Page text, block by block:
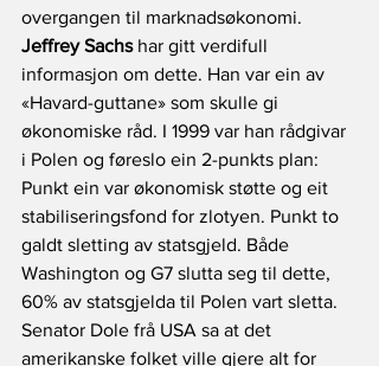
overgangen til marknadsøkonomi.
Jeffrey Sachs har gitt verdifull
informasjon om dette. Han var ein av
«Havard-guttane» som skulle gi
økonomiske råd. I 1999 var han rådgivar
i Polen og føreslo ein 2-punkts plan:
Punkt ein var økonomisk støtte og eit
stabiliseringsfond for zlotyen. Punkt to
galdt sletting av statsgjeld. Både
Washington og G7 slutta seg til dette,
60% av statsgjelda til Polen vart sletta.
Senator Dole frå USA sa at det
amerikanske folket ville gjere alt for